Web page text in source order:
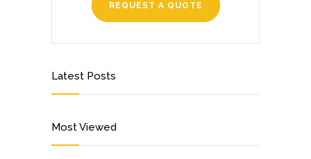
REQUEST A QUOTE
Latest Posts
Most Viewed